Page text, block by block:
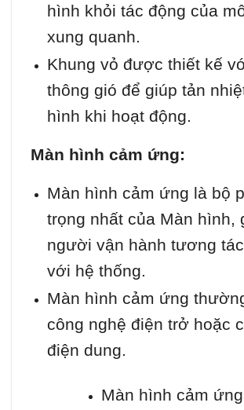
hình khỏi tác động của
xung quanh.
Khung vỏ được thiết kế
thông gió để giúp tản
hình khi hoạt động.
Màn hình cảm ứng:
Màn hình cảm ứng là bộ
trọng nhất của Màn hình,
người vận hành tương
với hệ thống.
Màn hình cảm ứng
công nghệ điện trở hoặc
điện dung.
Màn hình cảm